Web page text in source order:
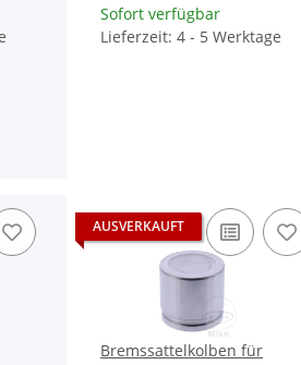
Sofort verfügbar
Lieferzeit: 4 - 5 Werktage
AUSVERKAUFT
Bremssattelkolben für